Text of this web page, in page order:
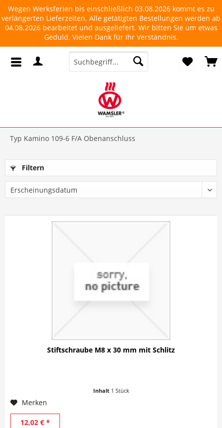
Wegen Werksferien bis einschließlich 03.08.2026 kommt es zu
verlängerten Lieferzeiten. Alle getätigten Bestellungen werden ab
04.08.2026 bearbeitet und ausgeliefert. Wir bitten Sie um etwas
Geduld. Vielen Dank für Ihr Verständnis.
Typ Kamino 109-6 F/A Obenanschluss
Filtern
Stiftschraube M8 x 30 mm mit Schlitz
Inhalt 1 Stück
Merken
12,02 € *